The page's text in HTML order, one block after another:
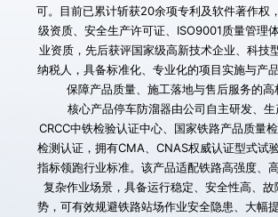
可。目前已累计斩获20余项专利及软件著作权
级资质、安全生产许可证、ISO9001质量管理
业资质，先后获评国家级高新技术企业、科技
纳税人，具备标准化、专业化的项目实施与产
保障产品质量、施工落地与售后服务的高
CRCC中铁检验认证中心、国家铁路产品质量
检测认证，拥有CMA、CNAS权威认证型式试
指标领跑行业标准。该产品适配铁路高强度、
复杂作业场景，具备运行稳定、安全性高、
势，可有效规避铁路站场作业安全隐患、大幅